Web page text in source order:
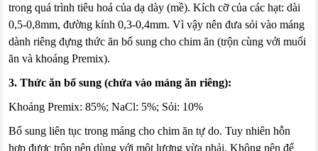
trong quá trình tiêu hoá của dạ dày (mề). Kích cỡ của các hạt: dài
0,5-0,8mm, đường kính 0,3-0,4mm. Vì vậy nên đưa sỏi vào máng
dành riêng đựng thức ăn bổ sung cho chim ăn (trộn cùng với muối
ăn và khoáng Premix).
3. Thức ăn bổ sung (chứa vào máng ăn riêng):
Khoáng Premix: 85%; NaCl: 5%; Sỏi: 10%
Bổ sung liên tục trong máng cho chim ăn tự do. Tuy nhiên hỗn
hợp được trộn nên dùng với một lượng vừa phải. Không nên để